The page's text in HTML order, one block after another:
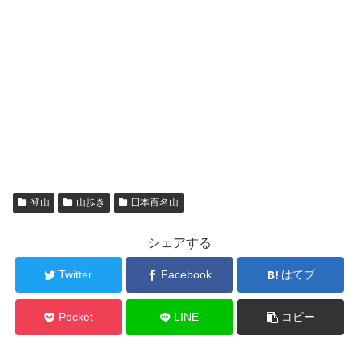
登山 山歩き 日本百名山
シェアする
Twitter Facebook はてブ
Pocket LINE コピー